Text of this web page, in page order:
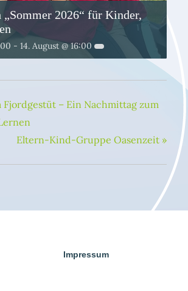
2026“ für Kinder,
- 14. August @ 16:00
Fjordgestüt – Ein Nachmittag zum
Eltern-Kind-Gruppe Oasenzeit »
Impressum